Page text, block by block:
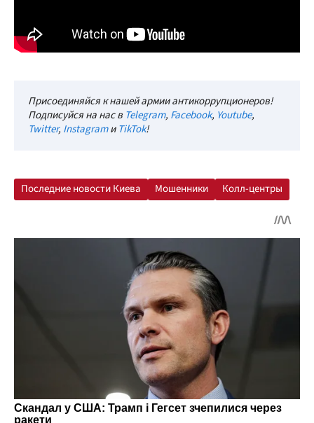
Присоединяйся к нашей армии антикоррупционеров!
Подписуйся на нас в Telegram, Facebook, Youtube,
Twitter, InstagramиTikTok!
Последние новости Киева Мошенники Колл-центры